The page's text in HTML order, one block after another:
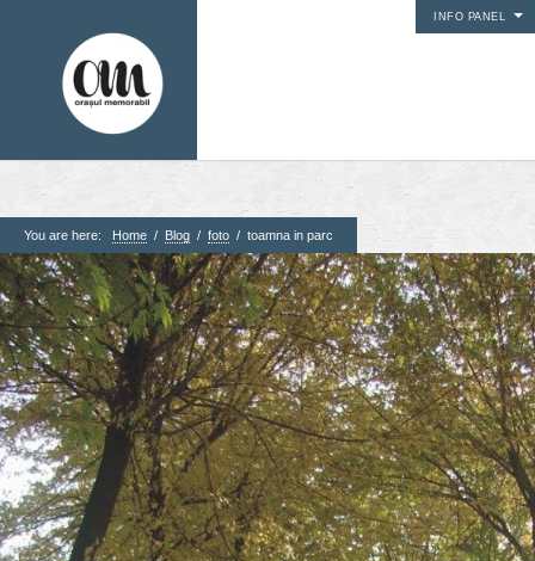
INFO PANEL
1. Pagini
Acasa
Contact
Contribuie si tu
Despre proiect
Din arhiva orasului
Editii anterioare
Panorame
You are here: Home / Blog / foto / toamna in parc